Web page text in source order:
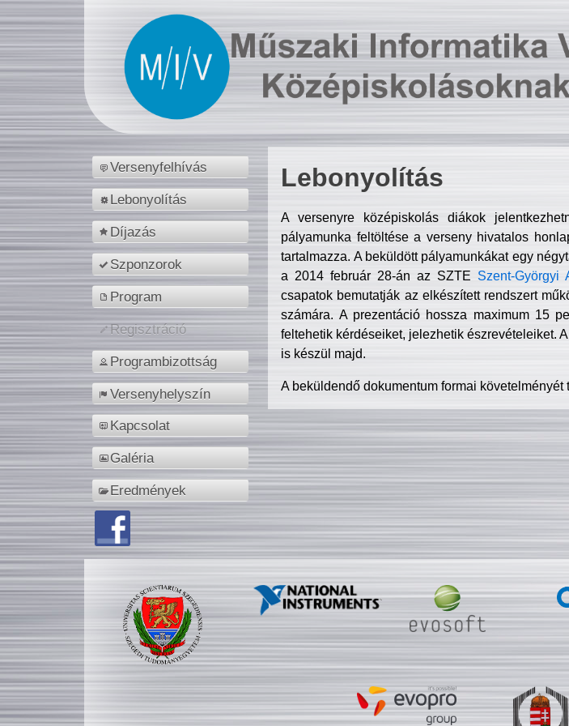
Versenyfelhívás
Lebonyolítás
Díjazás
Szponzorok
Program
Regisztráció
Programbizottság
Versenyhelyszín
Kapcsolat
Galéria
Eredmények
Lebonyolítás
A versenyre középiskolás diákok
pályamunka feltöltése a verseny hivatalos
tartalmazza. A beküldött pályamunkákat egy
a 2014 február 28-án az SZTE Szent-Györgyi
csapatok bemutatják az elkészített rendszert
számára. A prezentáció hossza maximum 15
feltehetik kérdéseiket, jelezhetik észrevételeiket.
is készül majd.
A beküldendő dokumentum formai